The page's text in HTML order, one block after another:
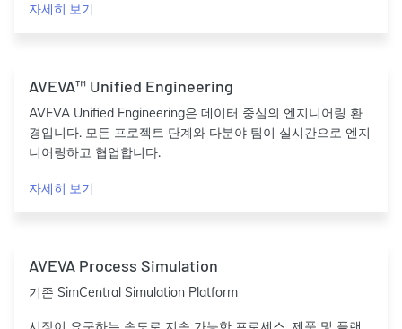
자세히 보기
AVEVA™ Unified Engineering
AVEVA Unified Engineering은 데이터 중심의 엔지니어링 환
경입니다. 모든 프로젝트 단계와 다분야 팀이 실시간으로 엔지
니어링하고 협업합니다.
자세히 보기
AVEVA Process Simulation
기존 SimCentral Simulation Platform